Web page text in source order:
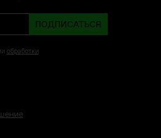
ПОДПИСАТЬСЯ
обработки